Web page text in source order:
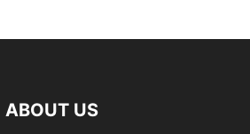
ABOUT US